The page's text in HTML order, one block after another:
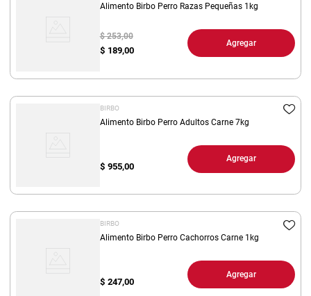
Alimento Birbo Perro Razas Pequeñas 1kg
$ 189,00
$ 253,00
Agregar
BIRBO
Alimento Birbo Perro Adultos Carne 7kg
$ 955,00
Agregar
BIRBO
Alimento Birbo Perro Cachorros Carne 1kg
$ 247,00
Agregar